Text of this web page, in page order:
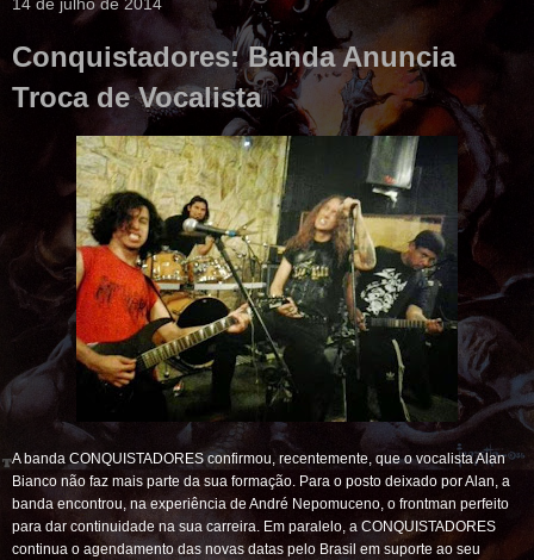
Conquistadores: Banda Anuncia
Troca de Vocalista
A banda CONQUISTADORES confirmou, recentemente, que o vocalista Alan
Bianco não faz mais parte da sua formação. Para o posto deixado por Alan, a
banda encontrou, na experiência de André Nepomuceno, o frontman perfeito
para dar continuidade na sua carreira. Em paralelo, a CONQUISTADORES
continua o agendamento das novas datas pelo Brasil em suporte ao seu